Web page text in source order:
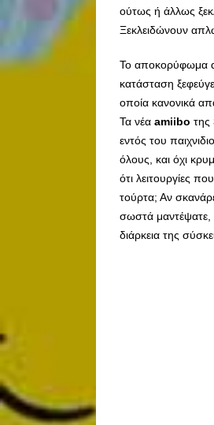
ούτως ή άλλως
Ξεκλειδώνουν
Το αποκορύφωμα
κατάσταση
οποία κανονικά
Τα νέα amiibo της
εντός του
όλους, και όχι
ότι λειτουργίες
τούρτα; Αν
σωστά μαντέψατε,
διάρκεια της